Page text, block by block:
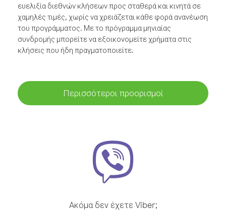
ευελιξία διεθνών κλήσεων προς σταθερά και κινητά σε
χαμηλές τιμές, χωρίς να χρειάζεται κάθε φορά ανανέωση
του προγράμματος. Με το πρόγραμμα μηνιαίας
συνδρομής μπορείτε να εξοικονομείτε χρήματα στις
κλήσεις που ήδη πραγματοποιείτε.
Περισσότεροι προορισμοί
Ακόμα δεν έχετε Viber;